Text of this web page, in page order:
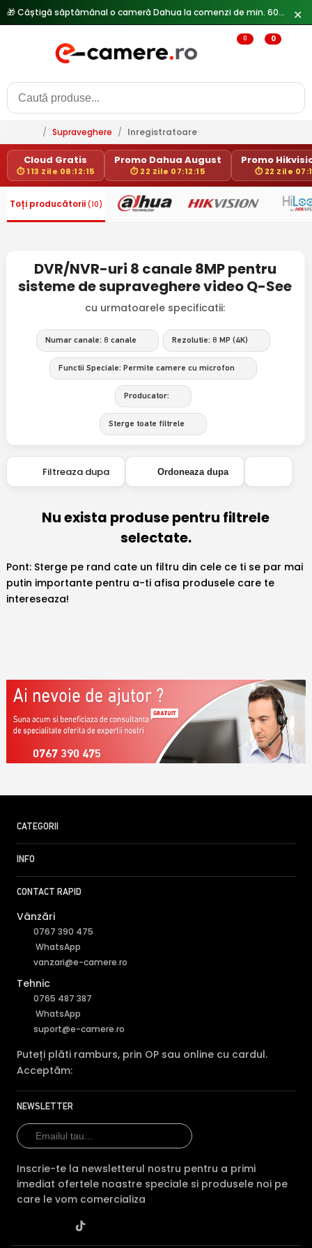
🎁 Câștigă săptămânal o cameră Dahua la comenzi de min. 600 lei — ✕
0 0
/ Supraveghere / Inregistratoare
Cloud Gratis
⏱ 113 Zile 08:12:15
Promo Dahua August
⏱ 22 Zile 07:12:15
Promo
⏱ 22 Zile
Toți producătorii (10)
DVR/NVR-uri 8 canale 8MP pentru
sisteme de supraveghere video Q-See
cu urmatoarele specificatii:
Numar canale: 8 canale Rezolutie: 8 MP (4K)
Functii Speciale: Permite camere cu microfon
Producator:
Sterge toate filtrele
Filtreaza dupa Ordoneaza dupa
Nu exista produse pentru filtrele
selectate.
Pont: Sterge pe rand cate un filtru din cele ce ti se par mai
putin importante pentru a-ti afisa produsele care te
intereseaza!
0767 390 475
CATEGORII
INFO
CONTACT RAPID
Vânzări
0767 390 475
WhatsApp
vanzari@e-camere.ro
Tehnic
0765 487 387
WhatsApp
suport@e-camere.ro
Puteți plăti ramburs, prin OP sau online cu cardul.
Acceptăm:
NEWSLETTER
Inscrie-te la newsletterul nostru pentru a primi
imediat ofertele noastre speciale si produsele noi pe
care le vom comercializa